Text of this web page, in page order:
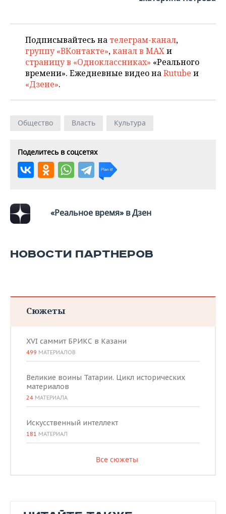
Подписывайтесь на телеграм-канал,
группу «ВКонтакте»,канал в MAXи
страницу в «Одноклассниках» «Реального
времени». Ежедневные видео наRutube и
«Дзене».
Общество Власть Культура
Поделитесь в соцсетях
«Реальное время» в Дзен
НОВОСТИ ПАРТНЕРОВ
Сюжеты
XVI саммит БРИКС в Казани
499 МАТЕРИАЛОВ
Великие воины Татарии. Цикл исторических
материалов
24 МАТЕРИАЛА
Искусственный интеллект
181 МАТЕРИАЛ
Все сюжеты